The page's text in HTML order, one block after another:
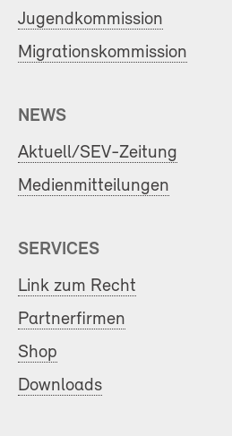
Jugendkommission
Migrationskommission
NEWS
Aktuell/SEV-Zeitung
Medienmitteilungen
SERVICES
Link zum Recht
Partnerfirmen
Shop
Downloads